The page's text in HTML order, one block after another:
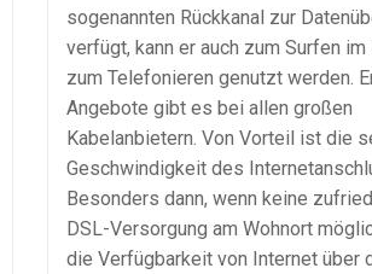
sogenannten Rückkanal zur
verfügt, kann er auch zum Surfen im
zum Telefonieren genutzt werden.
Angebote gibt es bei allen großen
Kabelanbietern. Von Vorteil ist die
Geschwindigkeit des
Besonders dann, wenn keine
DSL-Versorgung am Wohnort
die Verfügbarkeit von Internet über